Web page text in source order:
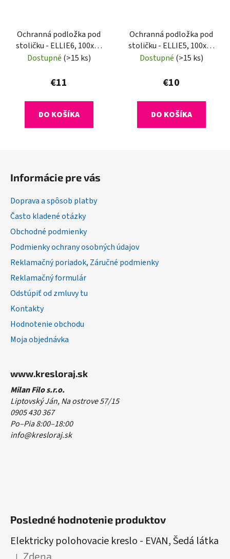
Ochranná podložka pod
stoličku - ELLIE6, 100x70
cm, 0,8 mm
Dostupné (>15 ks)
€11
DO KOŠÍKA
Ochranná podložka pod
stoličku - ELLIE5, 100x50
cm, 0,8 mm
Dostupné (>15 ks)
€10
DO KOŠÍKA
Informácie pre vás
Doprava a spôsob platby
Často kladené otázky
Obchodné podmienky
Podmienky ochrany osobných údajov
Reklamačný poriadok, Záručné podmienky
Reklamačný formulár
Odstúpiť od zmluvy tu
Kontakty
Hodnotenie obchodu
Moja objednávka
www.kresloraj.sk
Milan Filo s.r.o.
Liptovský Ján, Na ostrove 57/15
0905 430 367
Po–Pia 8:00–18:00
info@kresloraj.sk
Posledné hodnotenie produktov
Elektricky polohovacie kreslo - EVAN, Šedá látka
Zdena